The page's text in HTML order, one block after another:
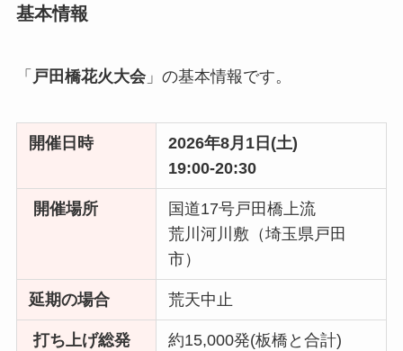
基本情報
「 戸田橋花火大会」の基本情報です。
開催日時
2026年8月1日(土)
19:00-20:30
開催場所
国道17号戸田橋上流
荒川河川敷（埼玉県戸田
市）
延期の場合 荒天中止
打ち上げ総発
約15,000発(板橋と合計)